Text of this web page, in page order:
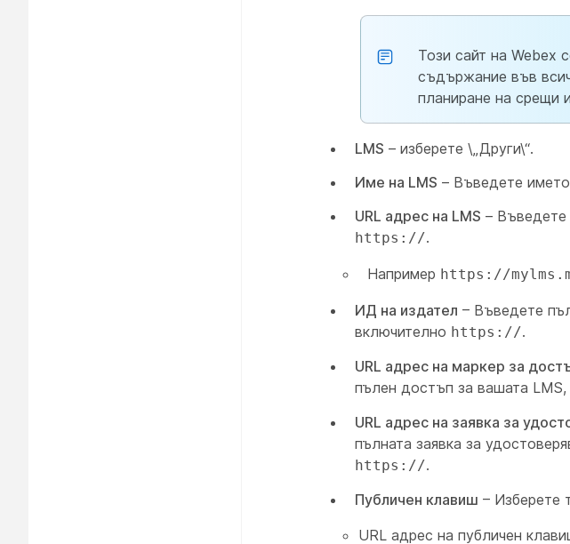
Този сайт на Webex
съдържание във
планиране на срещи
LMS – изберете \„Други\“.
Име на LMS – Въведете
URL адрес на LMS – Въведете
https://.
Например https://
ИД на издател – Въведете
включително https://.
URL адрес на маркер за
пълен достъп за вашата
URL адрес на заявка за
пълната заявка за
https://.
Публичен клавиш – Изберете
URL адрес на публичен